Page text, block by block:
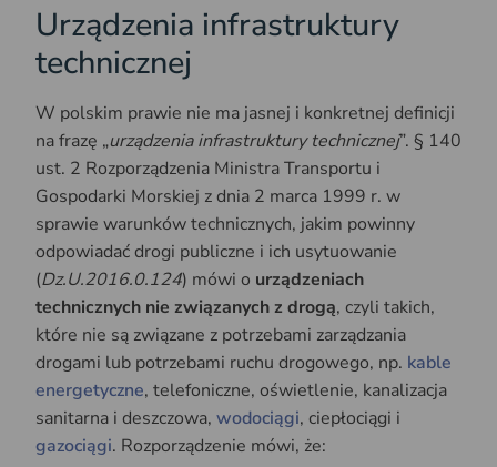
Urządzenia infrastruktury
technicznej
W polskim prawie nie ma jasnej i konkretnej definicji
na frazę „urządzenia infrastruktury technicznej”. § 140
ust. 2 Rozporządzenia Ministra Transportu i
Gospodarki Morskiej z dnia 2 marca 1999 r. w
sprawie warunków technicznych, jakim powinny
odpowiadać drogi publiczne i ich usytuowanie
(Dz.U.2016.0.124) mówi o urządzeniach
technicznych nie związanych z drogą, czyli takich,
które nie są związane z potrzebami zarządzania
drogami lub potrzebami ruchu drogowego, np. kable
energetyczne, telefoniczne, oświetlenie, kanalizacja
sanitarna i deszczowa, wodociągi, ciepłociągi i
gazociągi. Rozporządzenie mówi, że: